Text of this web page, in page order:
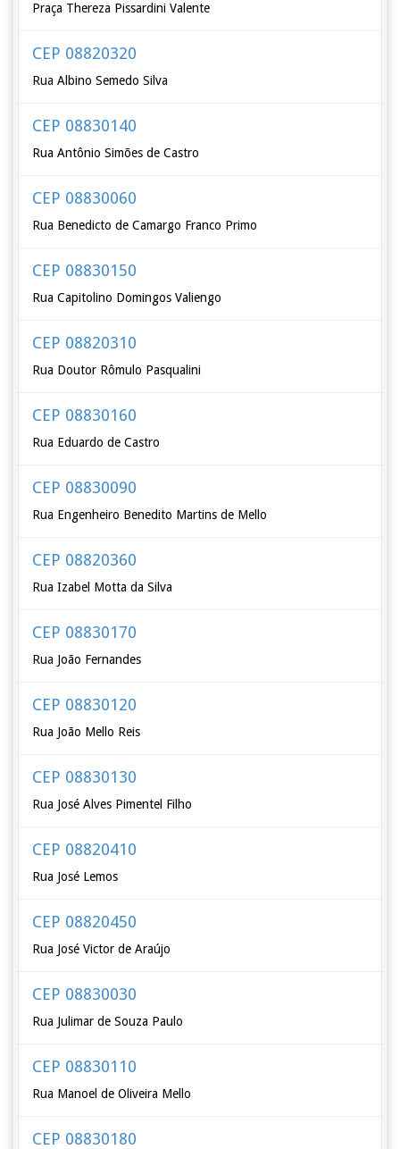
Praça Thereza Pissardini Valente
CEP 08820320
Rua Albino Semedo Silva
CEP 08830140
Rua Antônio Simões de Castro
CEP 08830060
Rua Benedicto de Camargo Franco Primo
CEP 08830150
Rua Capitolino Domingos Valiengo
CEP 08820310
Rua Doutor Rômulo Pasqualini
CEP 08830160
Rua Eduardo de Castro
CEP 08830090
Rua Engenheiro Benedito Martins de Mello
CEP 08820360
Rua Izabel Motta da Silva
CEP 08830170
Rua João Fernandes
CEP 08830120
Rua João Mello Reis
CEP 08830130
Rua José Alves Pimentel Filho
CEP 08820410
Rua José Lemos
CEP 08820450
Rua José Victor de Araújo
CEP 08830030
Rua Julimar de Souza Paulo
CEP 08830110
Rua Manoel de Oliveira Mello
CEP 08830180